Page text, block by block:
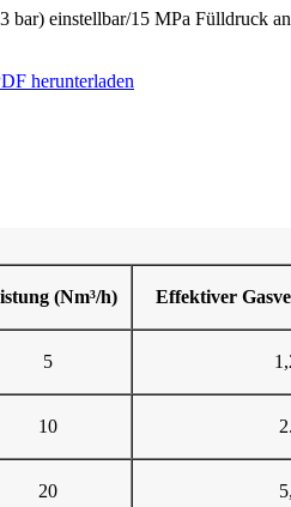
bar) einstellbar/15 MPa Fülldruck
herunterladen
(Nm³/h) Effektiver
5
10
20